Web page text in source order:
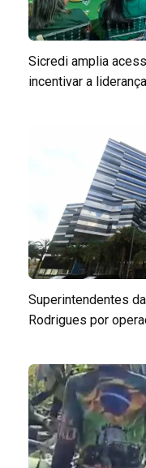
Sicredi amplia
incentivar a
Superintendentes
Rodrigues por